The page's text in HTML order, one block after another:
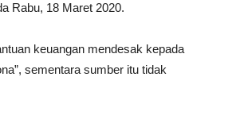
Rabu, 18 Maret 2020.
keuangan mendesak kepada
sementara sumber itu tidak